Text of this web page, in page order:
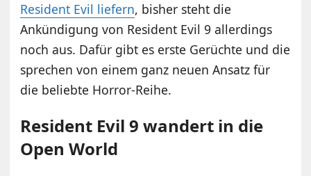
Resident Evil liefern, bisher steht die
Ankündigung von Resident Evil 9 allerdings
noch aus. Dafür gibt es erste Gerüchte und die
sprechen von einem ganz neuen Ansatz für
die beliebte Horror-Reihe.
Resident Evil 9 wandert in die
Open World